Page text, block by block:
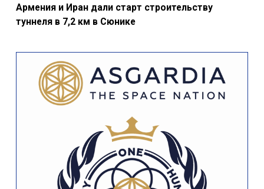
Армения и Иран дали старт строительству
туннеля в 7,2 км в Сюнике